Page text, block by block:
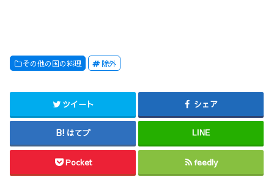
その他の国の料理 除外
ツイート シェア
はてブ LINE
Pocket feedly